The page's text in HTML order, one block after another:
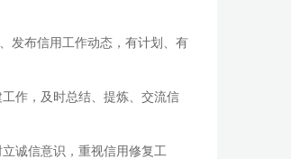
发布信用工作动态，有计划、有
作，及时总结、提炼、交流信
诚信意识，重视信用修复工